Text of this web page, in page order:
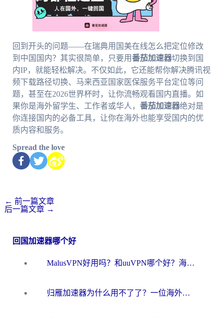
回到开头的问题——在瑞典用国美在线怎么把定位修改
到中国国内？其实很简单，只要用番茄加速器切换到国
内IP，就能轻松解决。不仅如此，它还能帮你解决腾讯视
频下载路径切换、马来西亚国家医保服务平台定位等问
题，甚至在2026世界杯时，让你流畅观看国内直播。如
果你是海外留学生、工作者或华人， 番茄加速器绝对是
你连接国内的必备工具，让你在海外也能享受国内的优
质内容和服务。
Spread the love
← 前一篇文章
后一篇文章 →
回国加速器哪个好
MalusVPN好用吗？和uuVPN哪个好？海外党无缝访问国内资源的真实对比与选择指南
归雁加速器为什么用不了了？一位海外游子的真实困惑与技术解答